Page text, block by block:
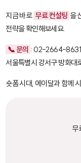
지금 바로 무료 컨설팅 을
전략을 확인해보세요.
📞 문의 : 02-2664-8631
서울특별시 강서구 방화
숏폼 시대, 에이달과 함께
무